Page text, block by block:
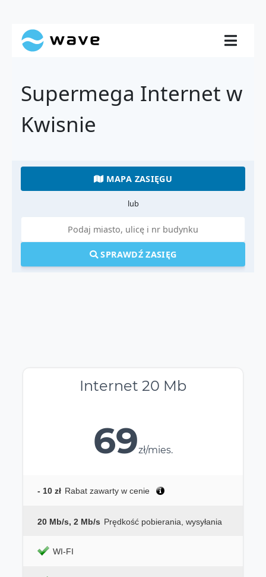
Supermega Internet w
Kwisnie
MAPA ZASIĘGU
lub
SPRAWDŹ ZASIĘG
Internet 20 Mb
69zł/mies.
- 10 zł Rabat zawarty w cenie
20 Mb/s, 2 Mb/s Prędkość pobierania, wysyłania
WI-FI